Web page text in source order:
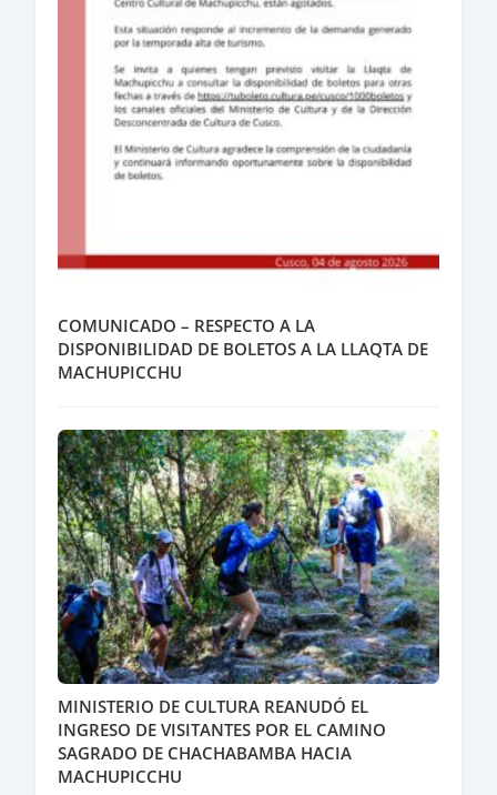
COMUNICADO – RESPECTO A LA
DISPONIBILIDAD DE BOLETOS A LA LLAQTA DE
MACHUPICCHU
MINISTERIO DE CULTURA REANUDÓ EL
INGRESO DE VISITANTES POR EL CAMINO
SAGRADO DE CHACHABAMBA HACIA
MACHUPICCHU